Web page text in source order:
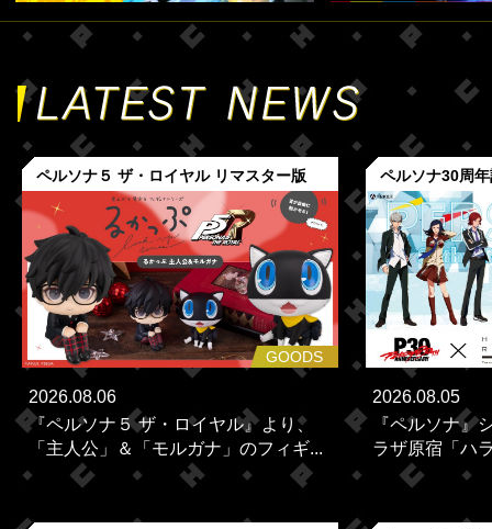
ペルソナ５ ザ・ロイヤル リマスター版
GOODS
2026.08.06
『ペルソナ５ ザ・ロイヤル』より、
「主人公」＆「モルガナ」のフィギ...
ペルソナ30周
2026.08.05
『ペルソナ』
ラザ原宿「ハ